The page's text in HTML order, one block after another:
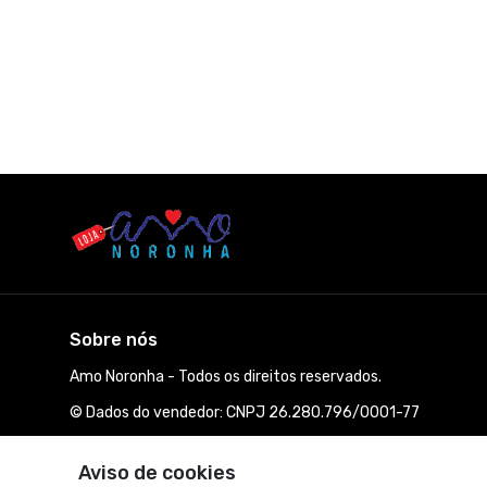
Aviso de cookies
Sobre nós
Amo Noronha - Todos os direitos reservados.
© Dados do vendedor: CNPJ 26.280.796/0001-77